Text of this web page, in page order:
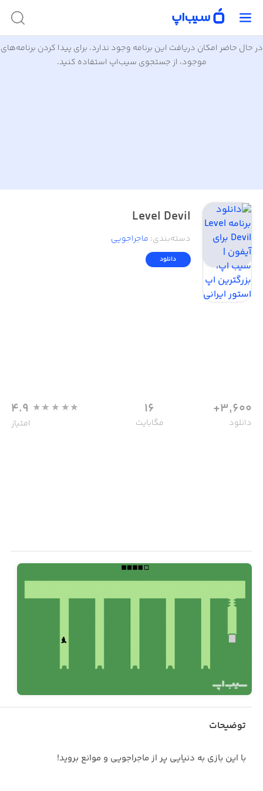
در حال حاضر امکان دریافت این برنامه وجود ندارد. برای پیدا کردن برنامه‌های
موجود، از جستجوی سیب‌اپ استفاده کنید.
Level Devil
دسته‌بندی: ماجراجویی
دانلود
3,600+
دانلود
16
مگابایت
4.9
امتیاز
توضیحات
با این بازی به دنیایی پر از ماجراجویی و موانع بروید!